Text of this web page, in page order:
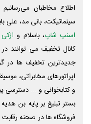
اطلاع مخاطبان می‌رسانیم.
سینماتیکت، بانی مد، علی‌
اسنپ شاپ، باسلام و ازکی
کانال تخفیف می توانند
جدیدترین تخفیف ها در
اپراتورهای مخابراتی،
و کتابخوانی و ... دسترسی
بستر تبلیغ بر پایه بن
فروشگاه ها در صحنه